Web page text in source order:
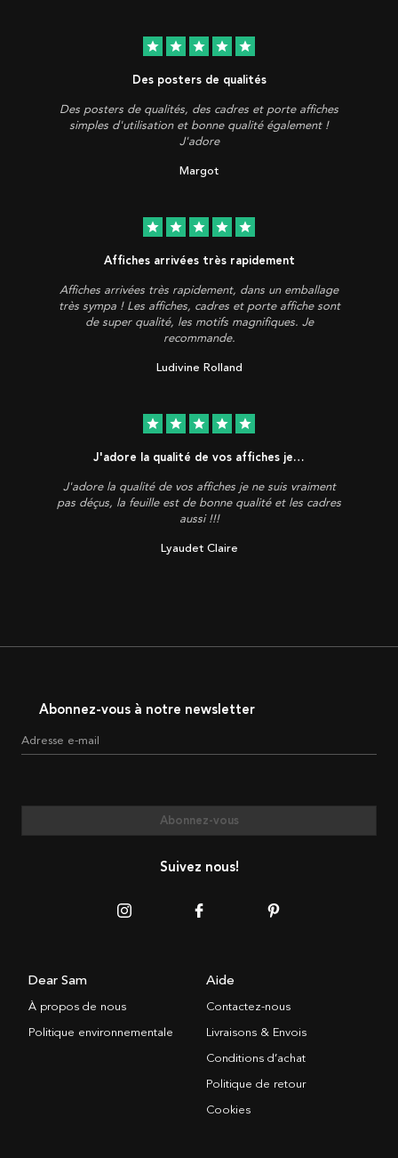
star star star star star
Des posters de qualités
Des posters de qualités, des cadres et porte affiches
simples d'utilisation et bonne qualité également !
J'adore
Margot
star star star star star
Affiches arrivées très rapidement
Affiches arrivées très rapidement, dans un emballage
très sympa ! Les affiches, cadres et porte affiche sont
de super qualité, les motifs magnifiques. Je
recommande.
Ludivine Rolland
star star star star star
J'adore la qualité de vos affiches je…
J'adore la qualité de vos affiches je ne suis vraiment
pas déçus, la feuille est de bonne qualité et les cadres
aussi !!!
Lyaudet Claire
Abonnez-vous à notre newsletter
Adresse e-mail
Abonnez-vous
Suivez nous!
Dear Sam
À propos de nous
Politique environnementale
Aide
Contactez-nous
Livraisons & Envois
Conditions d’achat
Politique de retour
Cookies